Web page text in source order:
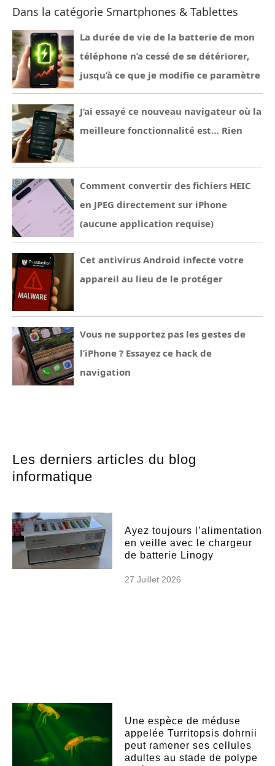
Dans la catégorie Smartphones & Tablettes
La durée de vie de la batterie de mon
téléphone n’a cessé de se détériorer,
jusqu’à ce que je modifie ce paramètre
J’ai essayé ce nouveau navigateur où la
meilleure fonctionnalité est… Rien
Comment convertir des fichiers HEIC
en JPEG directement sur iPhone
(aucune application requise)
Cet antivirus Android infecte votre
appareil au lieu de le protéger
Vous ne supportez pas les gestes de
l’iPhone ? Essayez ce hack de
navigation
Les derniers articles du blog
informatique
Ayez toujours l’alimentation
en veille avec le chargeur
de batterie Linogy
27 Juillet 2026
Une espèce de méduse
appelée Turritopsis dohrnii
peut ramener ses cellules
adultes au stade de polype